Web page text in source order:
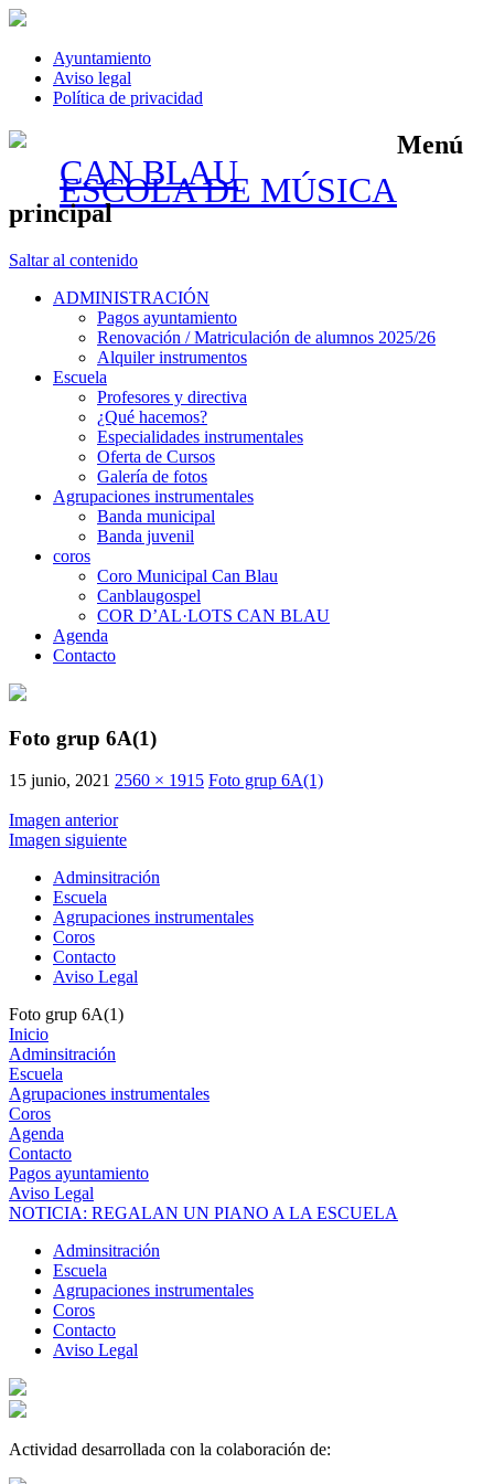
Ayuntamiento
Aviso legal
Política de privacidad
CAN BLAU
ESCOLA DE MÚSICA
Menú
principal
Saltar al contenido
ADMINISTRACIÓN
Pagos ayuntamiento
Renovación / Matriculación de alumnos 2025/26
Alquiler instrumentos
Escuela
Profesores y directiva
¿Qué hacemos?
Especialidades instrumentales
Oferta de Cursos
Galería de fotos
Agrupaciones instrumentales
Banda municipal
Banda juvenil
coros
Coro Municipal Can Blau
Canblaugospel
COR D’AL·LOTS CAN BLAU
Agenda
Contacto
Foto grup 6A(1)
15 junio, 2021 2560 × 1915 Foto grup 6A(1)
Imagen anterior
Imagen siguiente
Adminsitración
Escuela
Agrupaciones instrumentales
Coros
Contacto
Aviso Legal
Foto grup 6A(1)
Inicio
Adminsitración
Escuela
Agrupaciones instrumentales
Coros
Agenda
Contacto
Pagos ayuntamiento
Aviso Legal
NOTICIA: REGALAN UN PIANO A LA ESCUELA
Adminsitración
Escuela
Agrupaciones instrumentales
Coros
Contacto
Aviso Legal
Actividad desarrollada con la colaboración de: